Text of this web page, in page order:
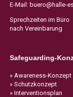
E-Mail: buero@halle-
Sprechzeiten im Büro
nach Vereinbarung
Safeguarding-
» Awareness-Konzept
» Schutzkonzept
» Interventionsplan